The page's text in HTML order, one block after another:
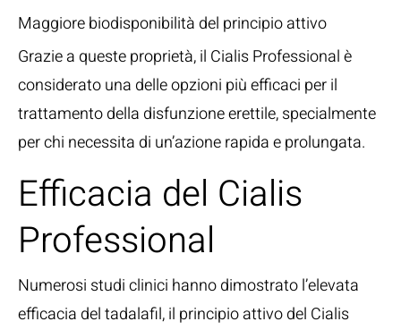
Maggiore biodisponibilità del principio attivo
Grazie a queste proprietà, il Cialis Professional è
considerato una delle opzioni più efficaci per il
trattamento della disfunzione erettile, specialmente
per chi necessita di un’azione rapida e prolungata.
Efficacia del Cialis
Professional
Numerosi studi clinici hanno dimostrato l’elevata
efficacia del tadalafil, il principio attivo del Cialis